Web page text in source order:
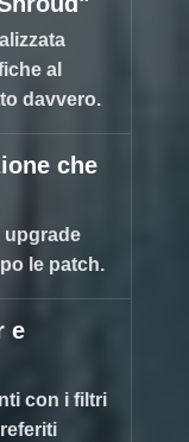
al
davvero.
che
upgrade
le patch.
e
con i filtri